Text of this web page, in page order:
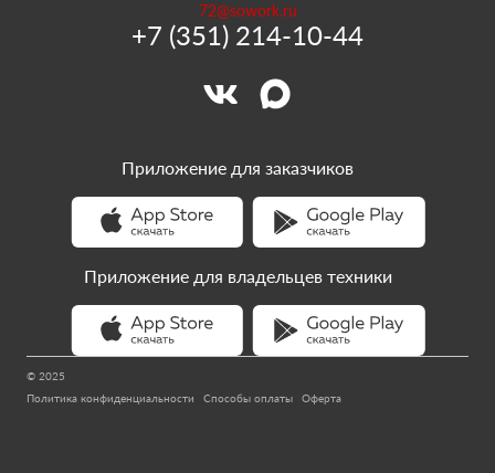
72@sowork.ru
+7 (351) 214-10-44
© 2025
Политика конфиденциальности
Способы оплаты Оферта
Приложение для заказчиков
Приложение для владельцев техники